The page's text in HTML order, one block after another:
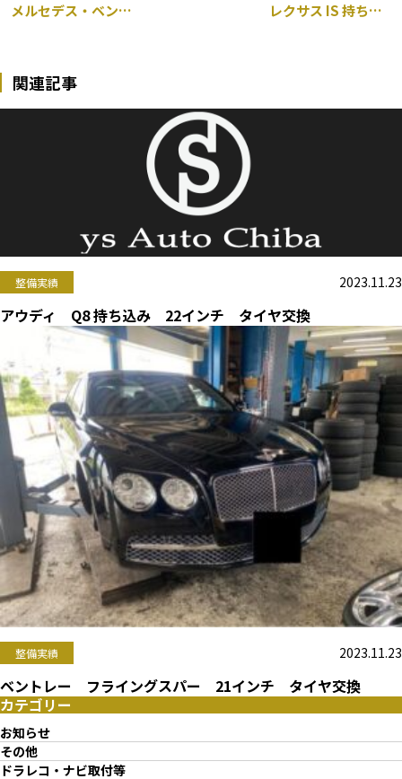
メルセデス・ベンツ 560SEC ドアインナーハンドル修理 レクサス IS 持ち込み バルブ交換
関連記事
整備実績 2023.11.23
アウディ Q8 持ち込み 22インチ タイヤ交換
整備実績 2023.11.23
ベントレー フライングスパー 21インチ タイヤ交換
カテゴリー
お知らせ
その他
ドラレコ・ナビ取付等